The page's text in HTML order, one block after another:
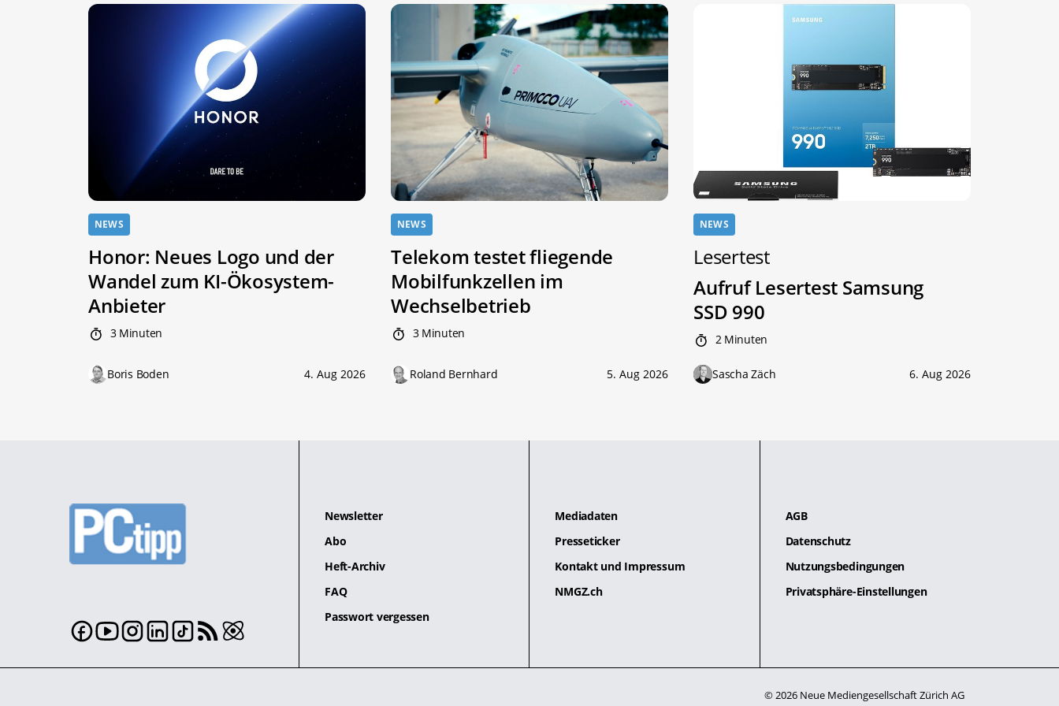
NEWS
Honor: Neues Logo und der
Wandel zum KI-Ökosystem-
Anbieter
3 Minuten
Boris Boden 4. Aug 2026
NEWS
Telekom testet fliegende
Mobilfunkzellen im
Wechselbetrieb
3 Minuten
Roland Bernhard 5. Aug 2026
NEWS
Lesertest
Aufruf Lesertest Samsung
SSD 990
2 Minuten
Sascha Zäch 6. Aug 2026
Newsletter
Abo
Heft-Archiv
FAQ
Passwort vergessen
Mediadaten
Presseticker
Kontakt und Impressum
NMGZ.ch
AGB
Datenschutz
Nutzungsbedingungen
Privatsphäre-Einstellungen
© 2026 Neue Mediengesellschaft Zürich AG